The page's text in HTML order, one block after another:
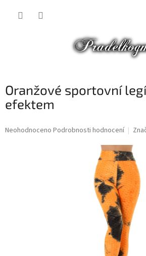
Oranžové sportovní
efektem
Průměrné
Neohodnoceno Podrobnosti hodnocení